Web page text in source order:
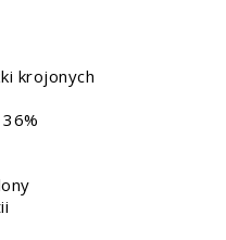
krojonych